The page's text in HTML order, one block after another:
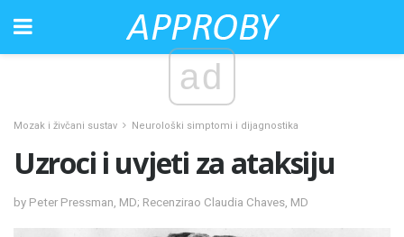
ad
Mozak i živčani sustav Neurološki simptomi i dijagnostika
Uzroci i uvjeti za ataksiju
by Peter Pressman, MD; Recenzirao Claudia Chaves, MD